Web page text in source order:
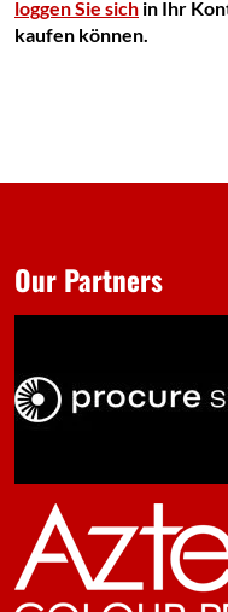
loggen Sie sich in Ihr
kaufen können.
Our Partners